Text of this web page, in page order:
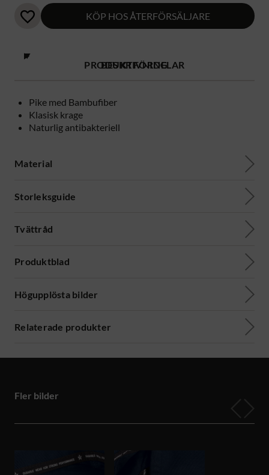
KÖP HOS ÅTERFÖRSÄLJARE
PRODUKTFÖRDELAR
Pike med Bambufiber
Klasisk krage
Naturlig antibakteriell
BESKRIVNING
Material
Storleksguide
Tvättråd
Produktblad
Högupplösta bilder
Relaterade produkter
Fler bilder